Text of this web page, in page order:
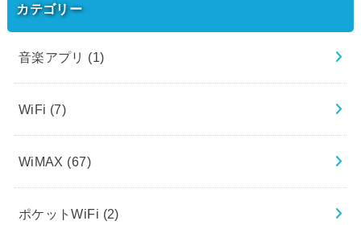
カテゴリー
音楽アプリ (1)
WiFi (7)
WiMAX (67)
ポケットWiFi (2)